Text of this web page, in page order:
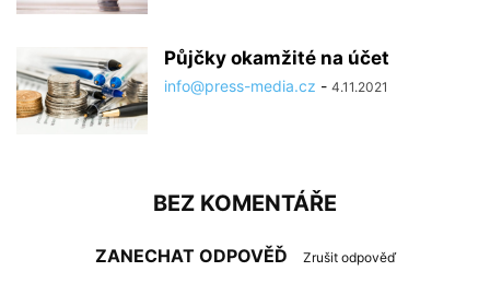
Půjčky okamžité na účet
info@press-media.cz - 4.11.2021
BEZ KOMENTÁŘE
ZANECHAT ODPOVĚĎ Zrušit odpověď